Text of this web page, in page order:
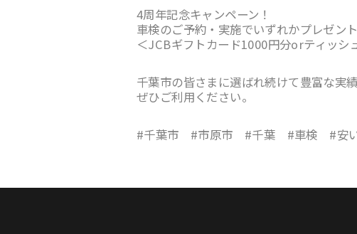
4周年記念キャンペーン！
車検のご予約・実施でいずれかプレゼン
＜JCBギフトカード1000円分orティッシ
千葉市の皆さまに選ばれ続けて豊富な実
ぜひご利用ください。
#千葉市 #市原市 #千葉 #車検 #安